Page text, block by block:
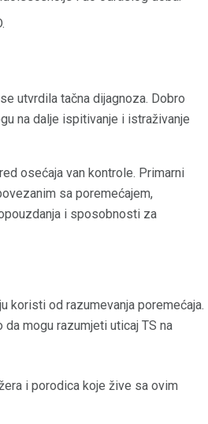
utvrdila tačna dijagnoza. Dobro
na dalje ispitivanje i istraživanje
osećaja van kontrole. Primarni
sa poremećajem,
i sposobnosti za
koristi od razumevanja poremećaja.
mogu razumjeti uticaj TS na
i porodica koje žive sa ovim